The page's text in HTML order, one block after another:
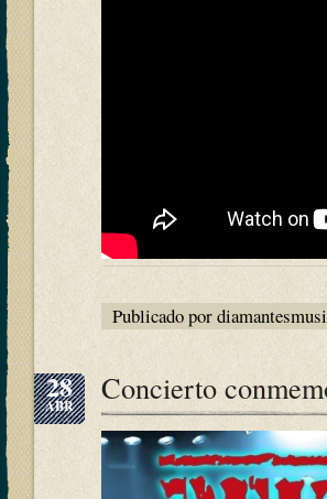
Publicado por
28
ABR Concierto